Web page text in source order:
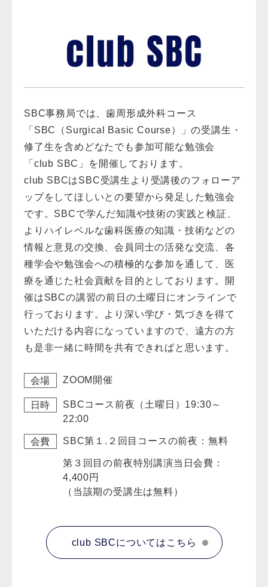
SBC事務局では、歯周形成外科コース
「SBC（Surgical Basic Course）」の受講生・
修了生を含めどなたでも参加可能な勉強会
「club SBC」を開催しております。
club SBCはSBC受講生より受講後のフォローア
ップをしてほしいとの要望から発足した勉強会
です。SBCで学んだ知識や技術の実践と検証、
よりハイレベルな歯科医療の知識・技術などの
情報と意見の交換、会員同士の活発な交流、各
種学会や勉強会への積極的な参加を通して、医
療を通じた社会貢献を目的としております。開
催はSBCの講習の前日の土曜日にオンラインで
行っております。より深い学び・気づきを得て
いただける内容になっていますので、遠方の方
も是非一緒に時間を共有できればと思います。
会場 ZOOM開催
日時 SBCコース前夜（土曜日） 19:30～
22:00
会費 SBC第１.２回目コースの前夜：無料
第３回目の前夜特別講演当日会費：
4,400円
（当該期の受講生は無料）
club SBCについてはこちら